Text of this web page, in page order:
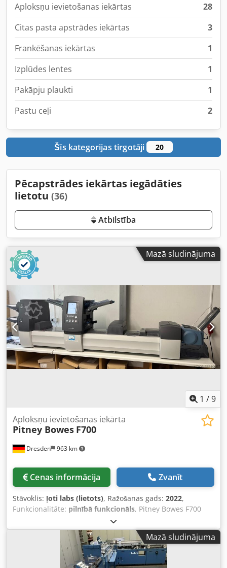
Aploksņu ievietošanas iekārtas
28
Citas pasta apstrādes iekārtas
3
Frankēšanas iekārtas
1
Izplūdes lentes
1
Pakāpju plaukti
1
Pastu ceļi
2
Šīs kategorijas tirgotāji 20
Pēcapstrādes iekārtas iegādāties
lietotu (36)
Atbilstība
Mazā sludinājuma
1 /9
Dresden 963 km
Aploksņu ievietošanas iekārta
Pitney Bowes F700
Cenas informācija Zvanīt
Stāvoklis: ļoti labs (lietots), Ražošanas gads: 2022,
Funkcionalitāte: pilnībā funkcionāls, Pitney Bowes F700
Crsdpfozg Idnsx Ac Ijf Ielikšanas / Aplokšņu pildīšanas
iekārta 2 lielas ietilpības lapu padevēji 2 padevēji
pielikumiem locīšanas nodalījums aplokšņu stacija DIVS
lielas ietilpības izvadkaudze skaitītājs tikai 1 272 000
Mazā sludinājuma